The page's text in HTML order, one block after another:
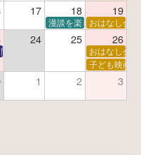
17 18 19
漫談を楽しむ会 ～漫談
おはなし会
24 25 26
ック
特別映画会「調査屋マオさんの恋
おはなし会
子ども映画会
1 2 3